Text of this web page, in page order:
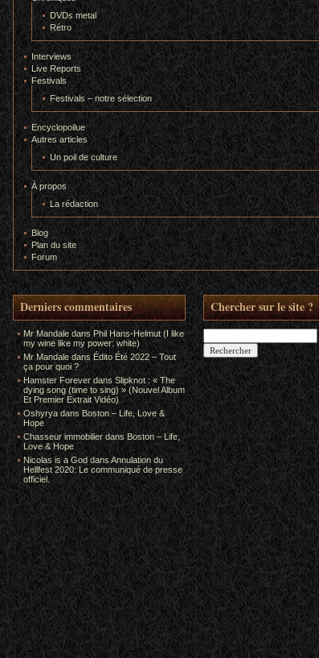
DVDs metal
Rétro
Interviews
Live Reports
Festivals
Festivals – notre sélection
Encyclopoilue
Autres articles
Un poil de culture
À propos
La rédaction
Blog
Plan du site
Forum
Derniers commentaires
Mr Mandaledans Phil Hans-Helmut (I like
my wine like my power: white)
Mr MandaledansÉdito Été 2022 – Tout
ça pour quoi ?
Hamster Forever dans Slipknot : « The
dying song (time to sing) » (Nouvel Album
Et Premier Extrait Vidéo)
Oshyrya dans Boston – Life, Love &
Hope
Chasseur immobilier dans Boston – Life,
Love & Hope
Nicolas is a GoddansAnnulation du
Hellfest 2020: Le communiqué de presse
officiel.
Chercher sur le site ?
Rechercher :